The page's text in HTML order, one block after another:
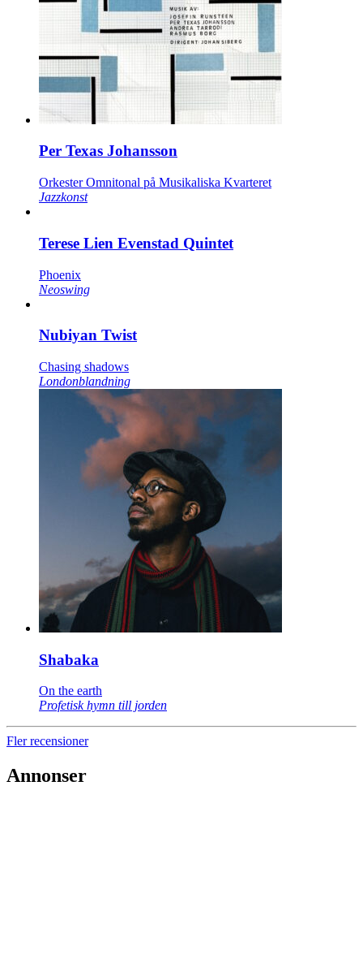
Per Texas Johansson
Orkester Omnitonal på Musikaliska Kvarteret
Jazzkonst
Terese Lien Evenstad Quintet
Phoenix
Neoswing
Nubiyan Twist
Chasing shadows
Londonblandning
Shabaka
On the earth
Profetisk hymn till jorden
Fler recensioner
Annonser